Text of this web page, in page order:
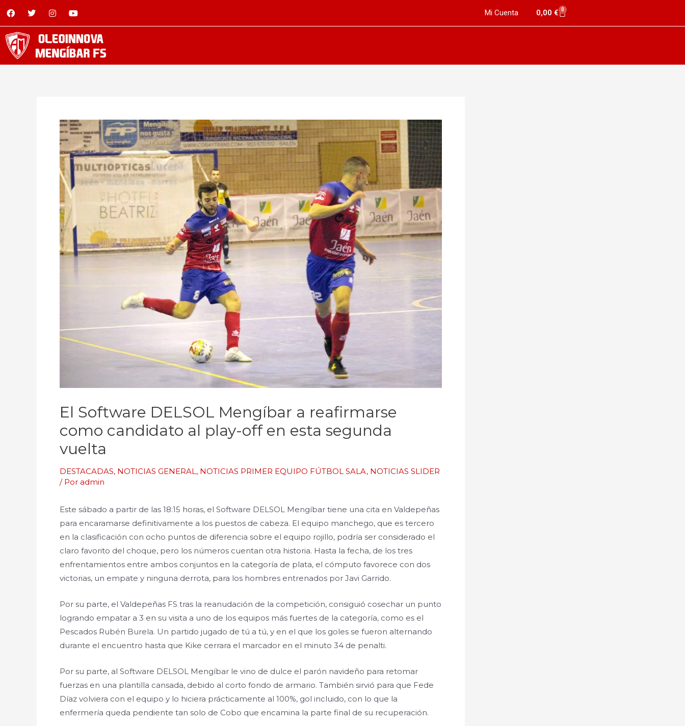
Mi Cuenta 0,00€ 0
El Software DELSOL Mengíbar a reafirmarse
como candidato al play-off en esta segunda
vuelta
DESTACADAS, NOTICIAS GENERAL, NOTICIAS PRIMER EQUIPO FÚTBOL SALA, NOTICIAS SLIDER
/ Por admin
Este sábado a partir de las 18:15 horas, el Software DELSOL Mengíbar tiene una cita en Valdepeñas
para encaramarse definitivamente a los puestos de cabeza. El equipo manchego, que es tercero
en la clasificación con ocho puntos de diferencia sobre el equipo rojillo, podría ser considerado el
claro favorito del choque, pero los números cuentan otra historia. Hasta la fecha, de los tres
enfrentamientos entre ambos conjuntos en la categoría de plata, el cómputo favorece con dos
victorias, un empate y ninguna derrota, para los hombres entrenados por Javi Garrido.
Por su parte, el Valdepeñas FS tras la reanudación de la competición, consiguió cosechar un punto
logrando empatar a 3 en su visita a uno de los equipos más fuertes de la categoría, como es el
Pescados Rubén Burela. Un partido jugado de tú a tú, y en el que los goles se fueron alternando
durante el encuentro hasta que Kike cerrara el marcador en el minuto 34 de penalti.
Por su parte, al Software DELSOL Mengíbar le vino de dulce el parón navideño para retomar
fuerzas en una plantilla cansada, debido al corto fondo de armario. También sirvió para que Fede
Díaz volviera con el equipo y lo hiciera prácticamente al 100%, gol incluido, con lo que la
enfermería queda pendiente tan solo de Cobo que encamina la parte final de su recuperación.